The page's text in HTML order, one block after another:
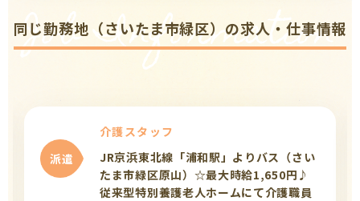
Job Information
同じ勤務地（さいたま市緑区）の求人・仕事情報
派遣
介護スタッフ
JR京浜東北線「浦和駅」よりバス（さい
たま市緑区原山）☆最大時給1,650円♪
従来型特別養護老人ホームにて介護職員